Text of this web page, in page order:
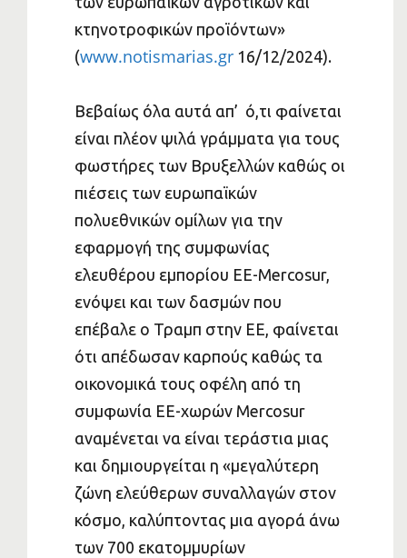
κτηνοτροφικών προϊόντων»
(www.notismarias.gr 16/12/2024).
Βεβαίως όλα αυτά απ’ ό,τι φαίνεται
είναι πλέον ψιλά γράμματα για τους
φωστήρες των Βρυξελλών καθώς οι
πιέσεις των ευρωπαϊκών
πολυεθνικών ομίλων για την
εφαρμογή της συμφωνίας
ελευθέρου εμπορίου ΕΕ-Mercosur,
ενόψει και των δασμών που
επέβαλε ο Τραμπ στην ΕΕ, φαίνεται
ότι απέδωσαν καρπούς καθώς τα
οικονομικά τους οφέλη από τη
συμφωνία ΕΕ-χωρών Mercosur
αναμένεται να είναι τεράστια μιας
και δημιουργείται η «μεγαλύτερη
ζώνη ελεύθερων συναλλαγών στον
κόσμο, καλύπτοντας μια αγορά άνω
των 700 εκατομμυρίων